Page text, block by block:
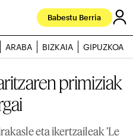
Babestu Berria
ARABA BIZKAIA GIPUZKOA
primiziak
eta ikertzaileak 'Le